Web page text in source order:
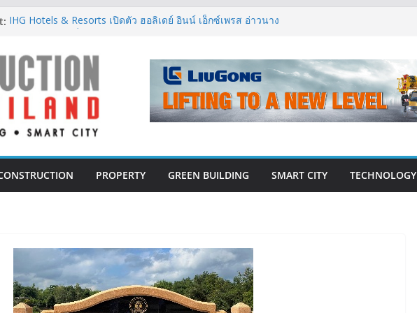
IHG Hotels & Resorts เปิดตัว ฮอลิเดย์ อินน์ เอ็กซ์เพรส อ่าวนาง
ตั้งแต่การออกแบบถึงการตรวจสอบอาคารไทย รับมือแผ่นดินไหว
TITLE เผยรายได้ครึ่งปีแรก’69 มากกว่า 2,000 ล้านบาท เติบโต
377% ชี้ดีมานด์ภูเก็ตยังแกร่ง
BCT Expo 2026 ชูแนวคิด “Empowering Net Zero in
Construction & Mining” ขับเคลื่อนอุตสาหกรรมก่อสร้างและ
เหมืองแร่สู่สังคมคาร์บอนต่ำอย่างยั่งยืน
สร้างการเติบโตอย่างยั่งยืน
PROPERTY GREEN BUILDING SMART CITY TECHNOLOGY
CONSTRUCTION
THAILAND : VOL.33
(May-Jun 2026)